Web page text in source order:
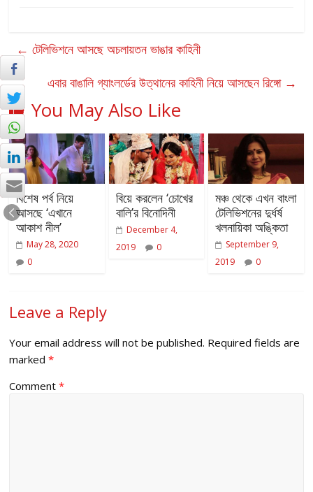
← টেলিভিশনে আসছে অচলায়তন ভাঙার কাহিনী
এবার বাঙালি গ্যাংলর্ডের উত্থানের কাহিনী নিয়ে আসছেন রিঙ্গো →
You May Also Like
বিশেষ পর্ব নিয়ে
আসছে ‘এখানে
আকাশ নীল’
May 28, 2020
0
বিয়ে করলেন ‘চোখের
বালি’র বিনোদিনী
December 4,
2019
0
মঞ্চ থেকে এখন বাংলা
টেলিভিশনের দুর্ধর্ষ
খলনায়িকা অঙ্কিতা
September 9,
2019
0
Leave a Reply
Your email address will not be published. Required fields are
marked*
Comment*